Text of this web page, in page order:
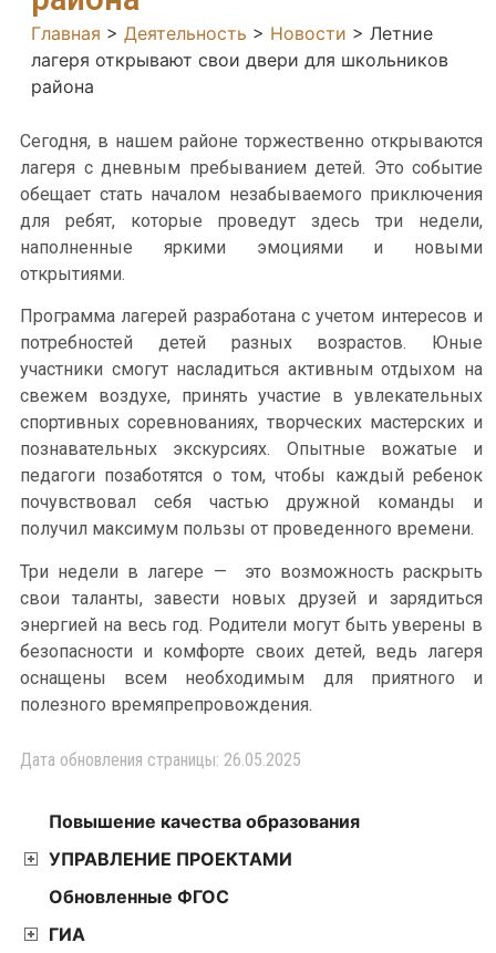
Главная > Деятельность > Новости > Летние
лагеря открывают свои двери для школьников
района
Сегодня, в нашем районе торжественно открываются
лагеря с дневным пребыванием детей. Это событие
обещает стать началом незабываемого приключения
для ребят, которые проведут здесь три недели,
наполненные яркими эмоциями и новыми
открытиями.
Программа лагерей разработана с учетом интересов и
потребностей детей разных возрастов. Юные
участники смогут насладиться активным отдыхом на
свежем воздухе, принять участие в увлекательных
спортивных соревнованиях, творческих мастерских и
познавательных экскурсиях. Опытные вожатые и
педагоги позаботятся о том, чтобы каждый ребенок
почувствовал себя частью дружной команды и
получил максимум пользы от проведенного времени.
Три недели в лагере — это возможность раскрыть
свои таланты, завести новых друзей и зарядиться
энергией на весь год. Родители могут быть уверены в
безопасности и комфорте своих детей, ведь лагеря
оснащены всем необходимым для приятного и
полезного времяпрепровождения.
Дата обновления страницы: 26.05.2025
Повышение качества образования
УПРАВЛЕНИЕ ПРОЕКТАМИ
Обновленные ФГОС
ГИА